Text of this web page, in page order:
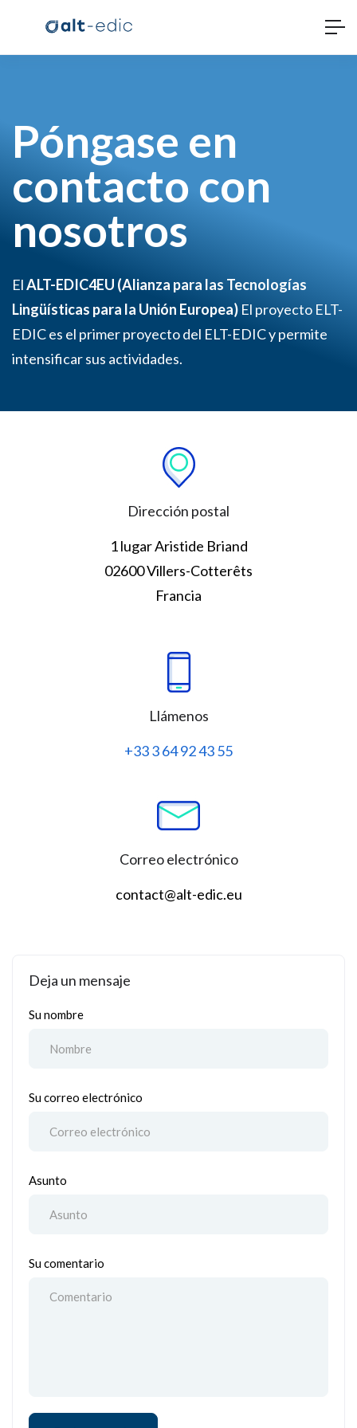
Póngase en
contacto con
nosotros
ElALT-EDIC4EU (Alianza para las Tecnologías
Lingüísticas para la Unión Europea) El proyecto ELT-
EDIC es el primer proyecto del ELT-EDIC y permite
intensificar sus actividades.
Dirección postal
1 lugar Aristide Briand
02600 Villers-Cotterêts
Francia
Llámenos
+33 3 64 92 43 55
Correo electrónico
contact@alt-edic.eu
Deja un mensaje
Su nombre
Su correo electrónico
Asunto
Su comentario